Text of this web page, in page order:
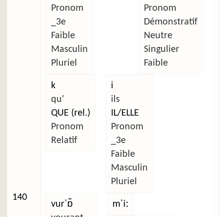
140
Pronom
_3e
Faible
Masculin
Pluriel
Pronom
Démonstratif
Neutre
Singulier
Faible
k
qu'
QUE (rel.)
Pronom
Relatif
i
ils
IL/ELLE
Pronom
_3e
Faible
Masculin
Pluriel
vurˈɒ̃
mˈiː